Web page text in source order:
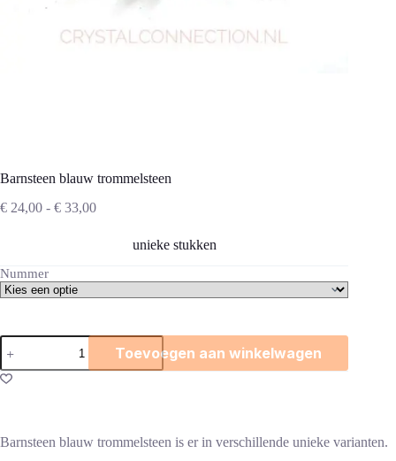
Barnsteen blauw trommelsteen
€ 24,00 - € 33,00Prijsklasse:
€ 33,00
unieke stukken
Nummer
Barnsteen
blauw
trommelsteen
aantal
Toevoegen aan winkelwagen
Barnsteen blauw trommelsteen is er in verschillende unieke varianten.